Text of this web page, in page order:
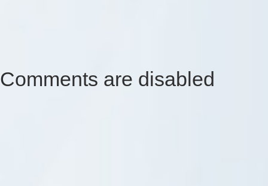
Comments are disabled